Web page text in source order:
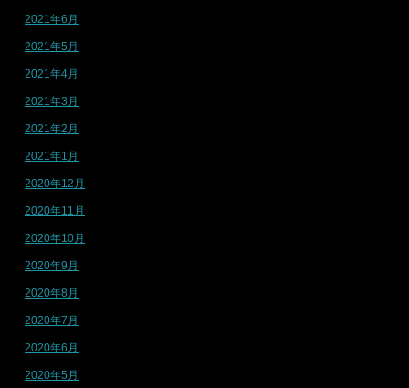
2021年6月
2021年5月
2021年4月
2021年3月
2021年2月
2021年1月
2020年12月
2020年11月
2020年10月
2020年9月
2020年8月
2020年7月
2020年6月
2020年5月